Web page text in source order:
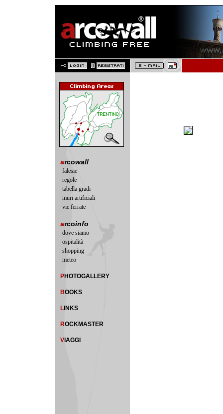
arcowall
falesie
regole
tabella gradi
muri artificiali
vie ferrate
arcoinfo
dove siamo
ospitalità
shopping
meteo
PHOTOGALLERY
BOOKS
L INKS
ROCKMASTER
V IAGGI